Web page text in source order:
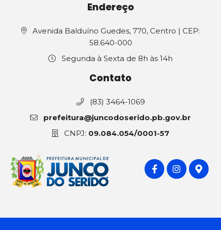
Endereço
Avenida Balduíno Guedes, 770, Centro | CEP:
58.640-000
Segunda à Sexta de 8h às 14h
Contato
(83) 3464-1069
prefeitura@juncodoserido.pb.gov.br
CNPJ: 09.084.054/0001-57